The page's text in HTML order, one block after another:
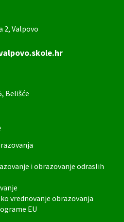
2, Valpovo
Belišće
i obrazovanje odraslih
vrednovanje obrazovanja
EU